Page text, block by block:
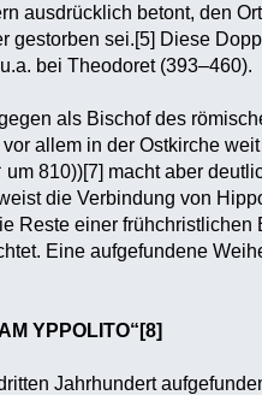
ausdrücklich betont, den
gestorben sei.[5] Diese
bei Theodoret (393–460).
als Bischof des
allem in der Ostkirche
810))[7] macht aber
die Verbindung von
Reste einer
Eine aufgefundene
YPPOLITO“[8]
Jahrhundert